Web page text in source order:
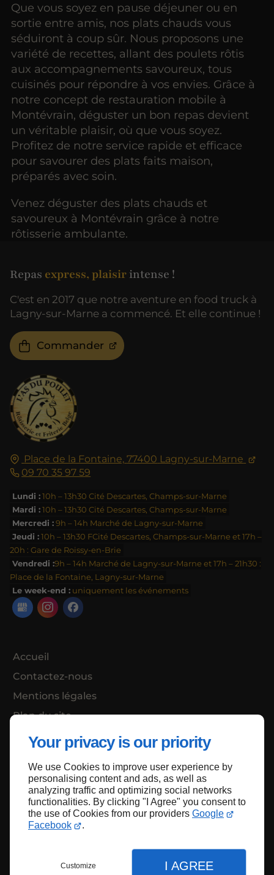
Your privacy is our priority
We use Cookies to improve user experience by
personalising content and ads, as well as
analyzing traffic and optimizing social networks
functionalities. By clicking "I Agree" you consent to
the use of Cookies from our providers Google
Facebook
.
Customize I AGREE
Que vous soyez en pause déjeuner ou en
sortie entre amis, nos plats chauds vous
séduiront à coup sûr. Nous proposons une
variété de recettes, allant des poulets rôtis
aux accompagnements savoureux, tous
cuisinés pour répondre à vos envies. Grâce à
notre concept de restauration mobile à
Montévrain, déguster un bon repas devient
un véritable plaisir, où que vous soyez.
Profitez de notre service rapide et efficace
pour savourer des plats faits maison,
préparés avec soin.
Venez déguster des plats chauds et
savoureux à Montévrain grâce à notre
rôtisserie ambulante.
Place de la Fontaine, 77400 Lagny-sur-Marne
09 70 35 97 59
Lundi :10h – 13h30 Cité Descartes, Champs-sur-Marne
Mardi :10h – 13h30 Cité Descartes, Champs-sur-Marne
Mercredi :9h – 14h Marché de Lagny-sur-Marne
Jeudi :10h – 13h30 FCité Descartes, Champs-sur-Marne et 17h –
20h : Gare de Roissy-en-Brie
Vendredi :9h – 14h Marché de Lagny-sur-Marne et 17h – 21h30 :
Place de la Fontaine, Lagny-sur-Marne
Le week-end : uniquement les événements
Accueil
Contactez-nous
Mentions légales
Plan du site
Repas express, plaisirintense !
C'est en 2017 que notre aventure en food truck à
Lagny-sur-Marne a commencé. Et elle continue !
Commander
Haut de page